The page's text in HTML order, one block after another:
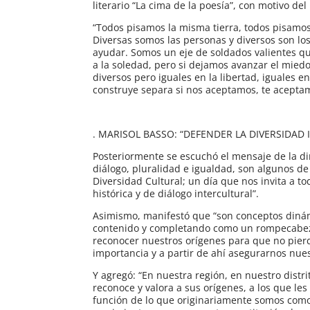
literario “La cima de la poesía”, con motivo
“Todos pisamos la misma tierra, todos
Diversas somos las personas y diversos son
ayudar. Somos un eje de soldados valientes
a la soledad, pero si dejamos avanzar el
diversos pero iguales en la libertad, iguales
construye separa si nos aceptamos, te
. MARISOL BASSO: “DEFENDER LA
Posteriormente se escuchó el mensaje de la
diálogo, pluralidad e igualdad, son algunos
Diversidad Cultural; un día que nos invita a
histórica y de diálogo intercultural”.
Asimismo, manifestó que “son conceptos
contenido y completando como un
reconocer nuestros orígenes para que no
importancia y a partir de ahí asegurarnos
Y agregó: “En nuestra región, en nuestro
reconoce y valora a sus orígenes, a los que
función de lo que originariamente somos